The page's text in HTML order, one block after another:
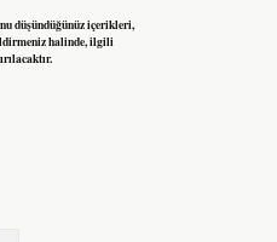
düşündüğünüz içerikleri,
halinde, ilgili